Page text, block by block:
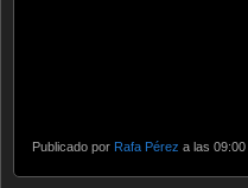
Publicado por Rafa Pérez a las 09:00